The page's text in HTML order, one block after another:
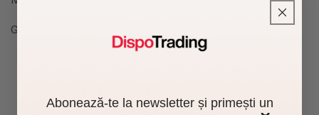
Grosime: N/A
Abonează-te la newsletter și primești un